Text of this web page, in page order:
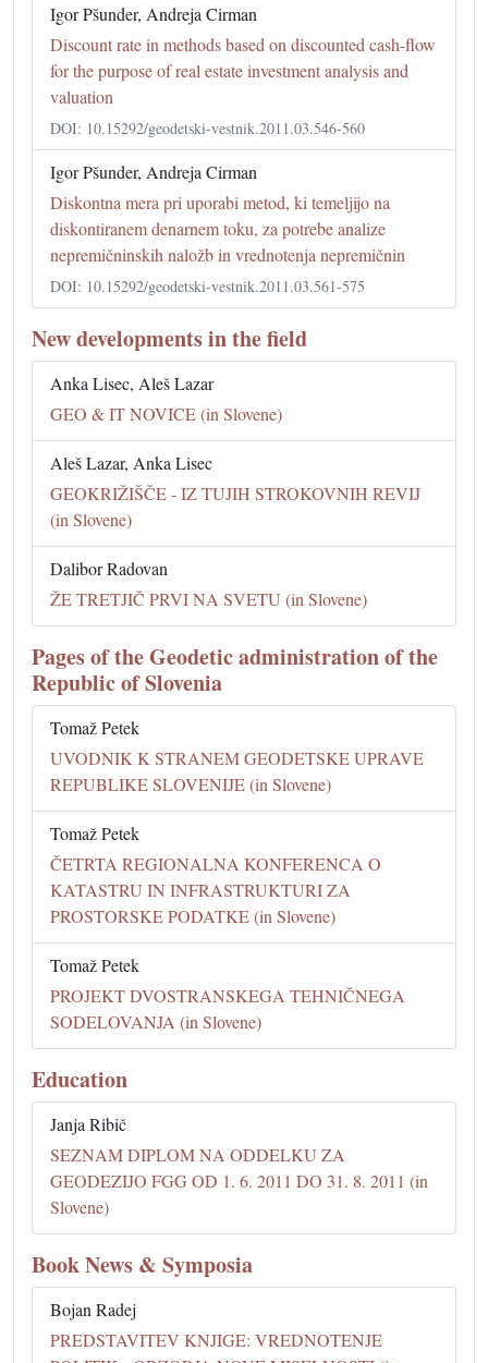
Igor Pšunder, Andreja Cirman
Discount rate in methods based on discounted cash-flow
for the purpose of real estate investment analysis and
valuation
DOI: 10.15292/geodetski-vestnik.2011.03.546-560
Igor Pšunder, Andreja Cirman
Diskontna mera pri uporabi metod, ki temeljijo na
diskontiranem denarnem toku, za potrebe analize
nepremičninskih naložb in vrednotenja nepremičnin
DOI: 10.15292/geodetski-vestnik.2011.03.561-575
New developments in the field
Anka Lisec, Aleš Lazar
GEO & IT NOVICE (in Slovene)
Aleš Lazar, Anka Lisec
GEOKRIŽIŠČE - IZ TUJIH STROKOVNIH REVIJ
(in Slovene)
Dalibor Radovan
ŽE TRETJIČ PRVI NA SVETU (in Slovene)
Pages of the Geodetic administration of the
Republic of Slovenia
Tomaž Petek
UVODNIK K STRANEM GEODETSKE UPRAVE
REPUBLIKE SLOVENIJE (in Slovene)
Tomaž Petek
ČETRTA REGIONALNA KONFERENCA O
KATASTRU IN INFRASTRUKTURI ZA
PROSTORSKE PODATKE (in Slovene)
Tomaž Petek
PROJEKT DVOSTRANSKEGA TEHNIČNEGA
SODELOVANJA (in Slovene)
Education
Janja Ribič
SEZNAM DIPLOM NA ODDELKU ZA
GEODEZIJO FGG OD 1. 6. 2011 DO 31. 8. 2011 (in
Slovene)
Book News & Symposia
Bojan Radej
PREDSTAVITEV KNJIGE: VREDNOTENJE